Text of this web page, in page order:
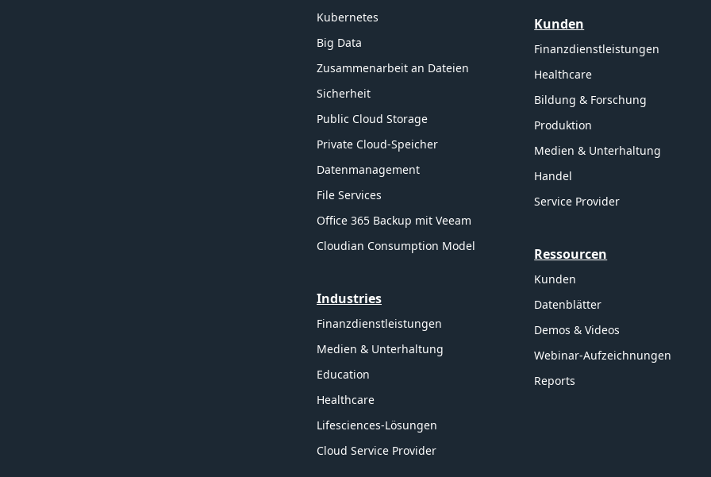
Kubernetes
Big Data
Zusammenarbeit an Dateien
Sicherheit
Public Cloud Storage
Private Cloud-Speicher
Datenmanagement
File Services
Office 365 Backup mit Veeam
Cloudian Consumption Model
Industries
Finanzdienstleistungen
Medien & Unterhaltung
Education
Healthcare
Lifesciences-Lösungen
Cloud Service Provider
Kunden
Finanzdienstleistungen
Healthcare
Bildung & Forschung
Produktion
Medien & Unterhaltung
Handel
Service Provider
Ressourcen
Kunden
Datenblätter
Demos & Videos
Webinar-Aufzeichnungen
Reports